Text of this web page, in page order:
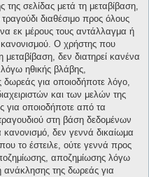
της σελίδας μετά τη μεταβίβαση,
τραγούδι διαθέσιμο προς όλους
εκ μέρους τους αντάλλαγμα ή
κανονισμού. Ο χρήστης που
μεταβίβαση, δεν διατηρεί κανένα
ηθικής βλάβης,
για οποιοδήποτε λόγο,
και των μελών της
για οποιοδήποτε από τα
στη βάση δεδομένων
δεν γεννά δικαίωμα
το έστειλε, ούτε γεννά προς
αποζημίωσης λόγω
της δωρεάς για